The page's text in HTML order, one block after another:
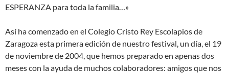
ESPERANZA para toda la familia…»
Así ha comenzado en el Colegio Cristo Rey Escolapios de
Zaragoza esta primera edición de nuestro festival, un día, el 19
de noviembre de 2004, que hemos preparado en apenas dos
meses con la ayuda de muchos colaboradores: amigos que nos